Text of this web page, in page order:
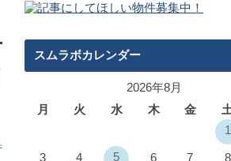
スムラボカレンダー
2026年8月
月
火 水 木 金
1
3 4 5 6 7 8